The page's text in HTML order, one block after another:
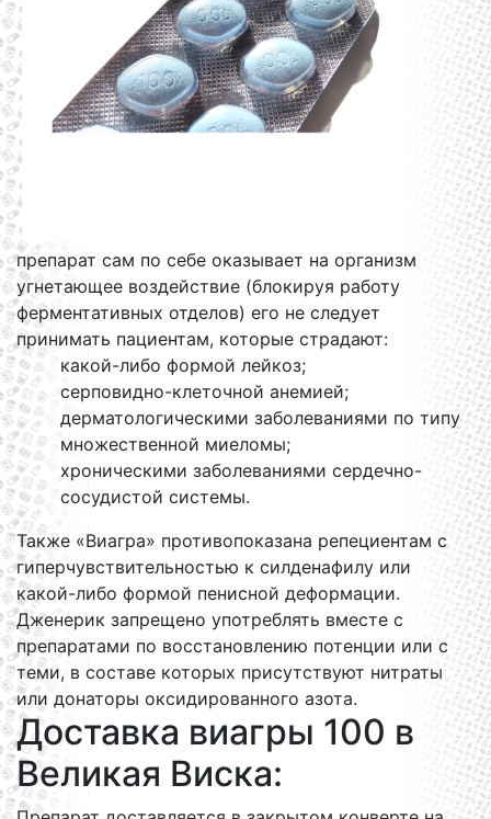
препарат сам по себе оказывает на организм
угнетающее воздействие (блокируя работу
ферментативных отделов) его не следует
принимать пациентам, которые страдают:
какой-либо формой лейкоз;
серповидно-клеточной анемией;
дерматологическими заболеваниями по типу
множественной миеломы;
хроническими заболеваниями сердечно-
сосудистой системы.
Также «Виагра» противопоказана репециентам с
гиперчувствительностью к силденафилу или
какой-либо формой пенисной деформации.
Дженерик запрещено употреблять вместе с
препаратами по восстановлению потенции или с
теми, в составе которых присутствуют нитраты
или донаторы оксидированного азота.
Доставка виагры 100 в
Великая Виска: